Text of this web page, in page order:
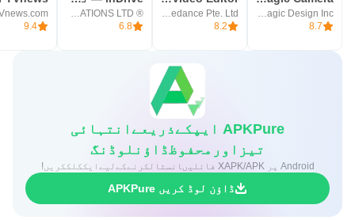
8.7
8.2
6.8
9.4
APKPure ایپکےذریعےانتہائی
تیزاورمحفوظڈاؤنلوڈنگ
Android پر XAPK/APK فائلیںانسٹالکرنےکےلیےایککلککریں!
ڈاؤن لوڈ کریں APKPure